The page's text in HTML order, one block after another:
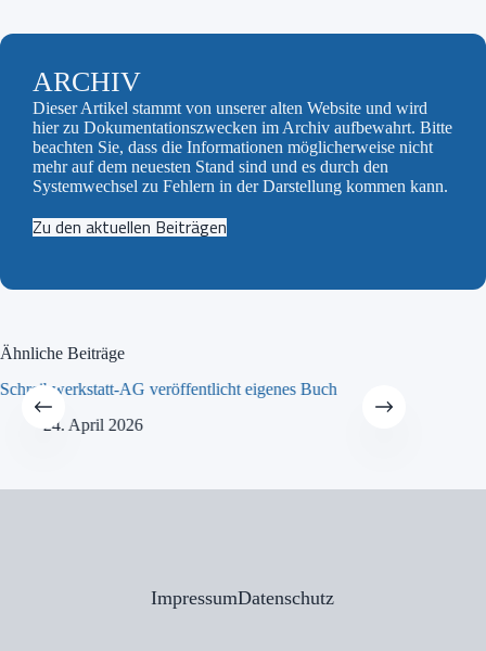
ARCHIV
Dieser Artikel stammt von unserer alten Website und wird
hier zu Dokumentationszwecken im Archiv aufbewahrt. Bitte
beachten Sie, dass die Informationen möglicherweise nicht
mehr auf dem neuesten Stand sind und es durch den
Systemwechsel zu Fehlern in der Darstellung kommen kann.
Zu den aktuellen Beiträgen
Ähnliche Beiträge
Schreibwerkstatt-AG veröffentlicht eigenes Buch
24. April 2026
ImpressumDatenschutz